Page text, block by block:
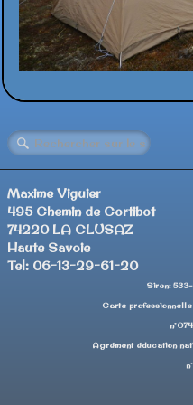
Maxime Viguier
495 Chemin de Cortibot
74220 LA CLUSAZ
Haute Savoie
Tel: 06-13-29-61-20
Siren:
Carte
Agrément éducation